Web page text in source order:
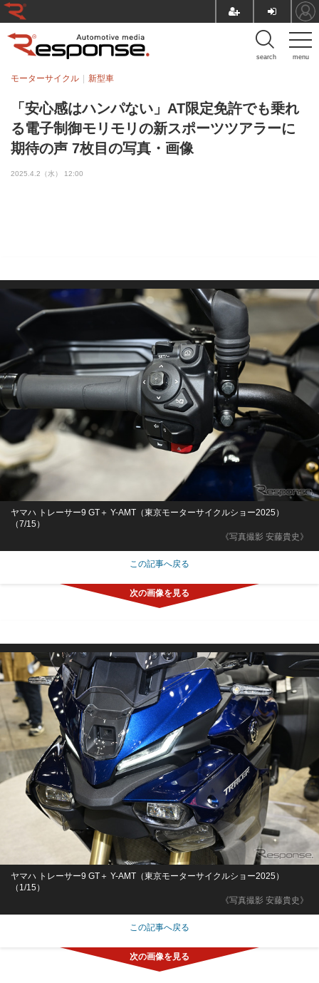
menu
search
「安心感はハンパない」AT限定免許でも乗れ
る電子制御モリモリの新スポーツツアラーに
期待の声 7枚目の写真・画像
モーターサイクル 新型車
2025.4.2（水） 12:00
《写真撮影 安藤貴史》
ヤマハ トレーサー9 GT＋ Y-AMT（東京モーターサイクルショー2025）
（7/15）
この記事へ戻る
《写真撮影 安藤貴史》
ヤマハ トレーサー9 GT＋ Y-AMT（東京モーターサイクルショー2025）
（1/15）
この記事へ戻る